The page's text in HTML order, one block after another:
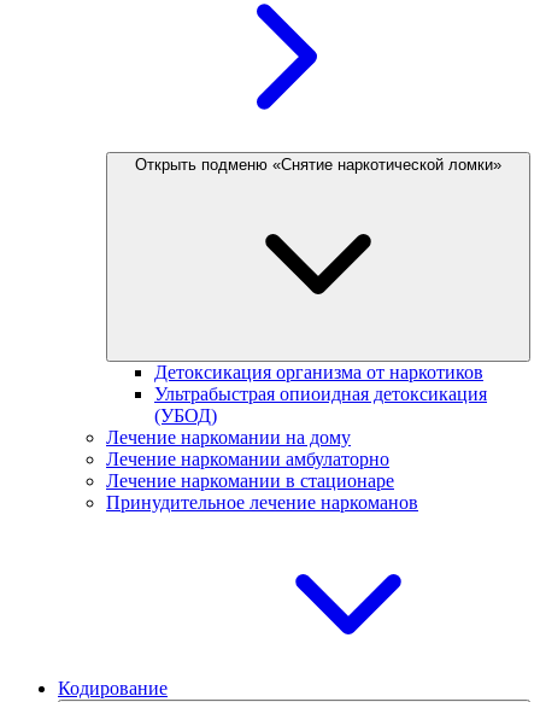
Открыть подменю «Снятие наркотической ломки»
Детоксикация организма от наркотиков
Ультрабыстрая опиоидная детоксикация
(УБОД)
Лечение наркомании на дому
Лечение наркомании амбулаторно
Лечение наркомании в стационаре
Принудительное лечение наркоманов
Кодирование